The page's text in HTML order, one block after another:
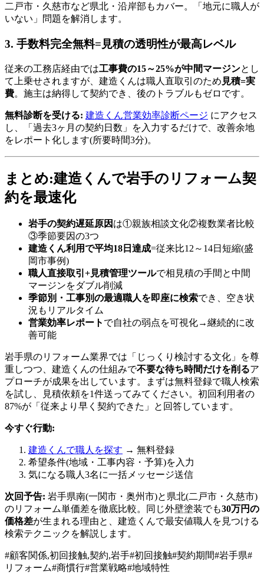
二戸市・久慈市など県北・沿岸部もカバー。「地元に職人が
いない」問題を解消します。
3. 手数料完全無料=見積の透明性が最高レベル
従来の工務店経由では工事費の15～25%が中間マージンとし
て上乗せされますが、建造くんは職人直取引のため 見積=実
費。施主は納得して契約でき、後のトラブルもゼロです。
無料診断を受ける: 建造くん営業効率診断ページ にアクセス
し、「過去3ヶ月の契約日数」を入力するだけで、改善余地
をレポート化します(所要時間3分)。
まとめ:建造くんで岩手のリフォーム契
約を最速化
岩手の契約遅延原因 は①親族相談文化②複数業者比較
③季節要因の3つ
建造くん利用で平均18日達成=従来比12～14日短縮(盛
岡市事例)
職人直接取引+見積管理ツールで相見積の手間と中間
マージンをダブル削減
季節別・工事別の最適職人を即座に検索でき、空き状
況もリアルタイム
営業効率レポート で自社の弱点を可視化→継続的に改
善可能
岩手県のリフォーム業界では「じっくり検討する文化」を尊
重しつつ、建造くんの仕組みで不要な待ち時間だけを削るア
プローチが成果を出しています。まずは無料登録で職人検索
を試し、見積依頼を1件送ってみてください。初回利用者の
87%が「従来より早く契約できた」と回答しています。
今すぐ行動:
建造くんで職人を探す → 無料登録
希望条件(地域・工事内容・予算)を入力
気になる職人3名に一括メッセージ送信
次回予告: 岩手県南(一関市・奥州市)と県北(二戸市・久慈市)
のリフォーム単価差を徹底比較。同じ外壁塗装でも30万円の
価格差が生まれる理由と、建造くんで最安値職人を見つける
検索テクニックを解説します。
#顧客関係,初回接触,契約,岩手#初回接触#契約期間#岩手県#
リフォーム#商慣行#営業戦略#地域特性